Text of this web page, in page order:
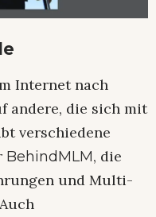
Internet nach
andere, die sich mit
verschiedene
BehindMLM, die
und Multi-